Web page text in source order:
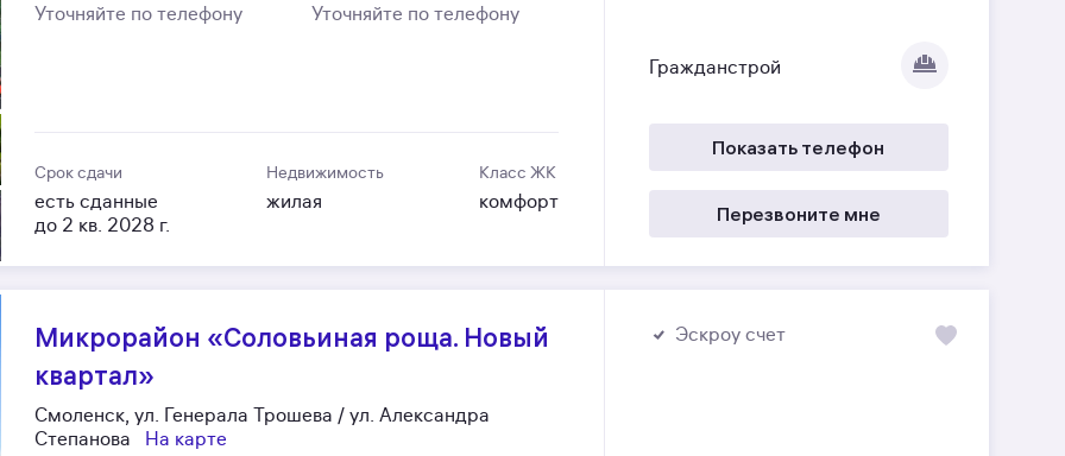
Уточняйте по телефону
Уточняйте по телефону
Срок сдачи
есть сданные
до 2 кв. 2028 г.
Недвижимость
жилая
Класс ЖК
комфорт
Гражданстрой
Показать телефон
Перезвоните мне
Микрорайон «Соловьиная роща. Новый
квартал»
Смоленск, ул. Генерала Трошева / ул. Александра
Степанова
На карте
Эскроу счет